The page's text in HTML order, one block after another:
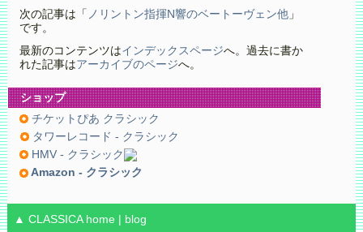
次の記事は「 ノリントン指揮N響のベートーヴェン他」
です。
最新のコンテンツはインデックスページへ。過去に書か
れた記事はアーカイブのページへ。
ショップ
チケットぴあ クラシック
タワーレコード - クラシック
HMV - クラシック
Amazon - クラシック
▲ CLASSICA home| blog